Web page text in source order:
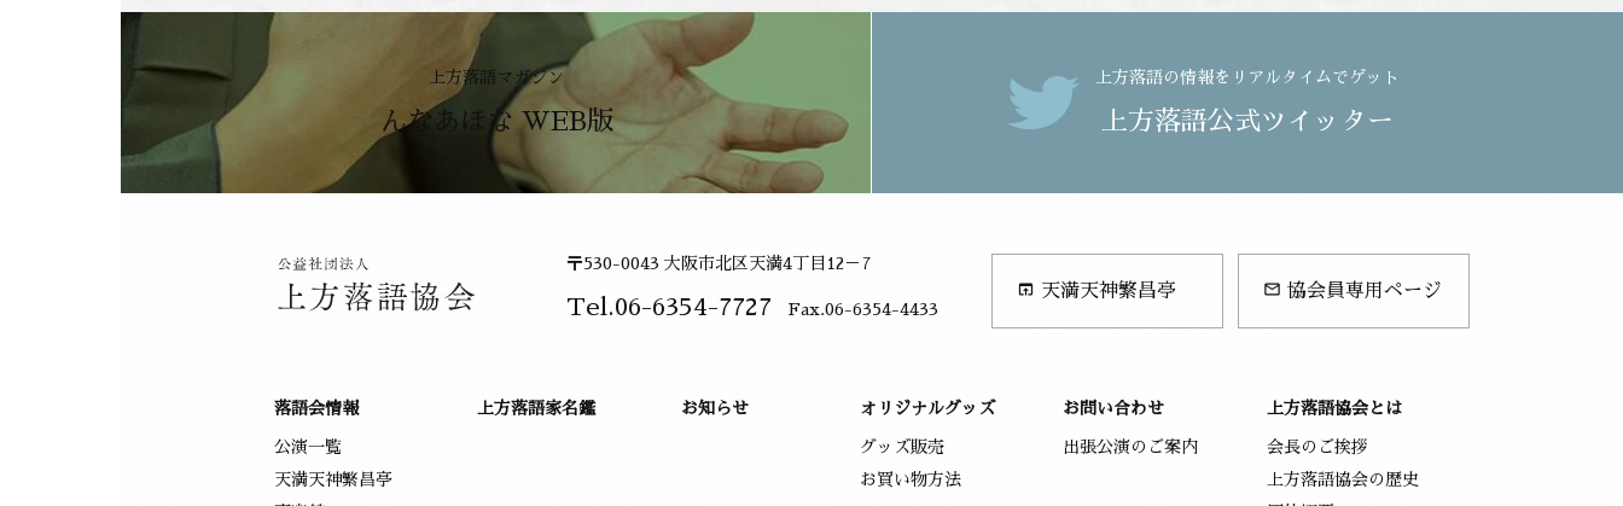
上方落語マガジン
んなあほな WEB版
上方落語の情報をリアルタイムでゲット
上方落語公式ツイッター
〒530-0043 大阪市北区天満4丁目12－7
Tel.06-6354-7727 Fax.06-6354-4433
open_in_browser 天満天神繁昌亭 mail_outline 協会員専用ページ
落語会情報
公演一覧
天満天神繁昌亭
上方落語家名鑑 お知らせ オリジナルグッズ
グッズ販売
お買い物方法
お問い合わせ
出張公演のご案内
上方落語協会とは
会長のご挨拶
上方落語協会の歴史